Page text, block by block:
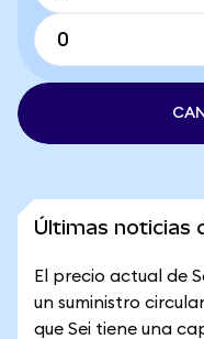
Últimas noticias
El precio actual de
un suministro
que Sei tiene una